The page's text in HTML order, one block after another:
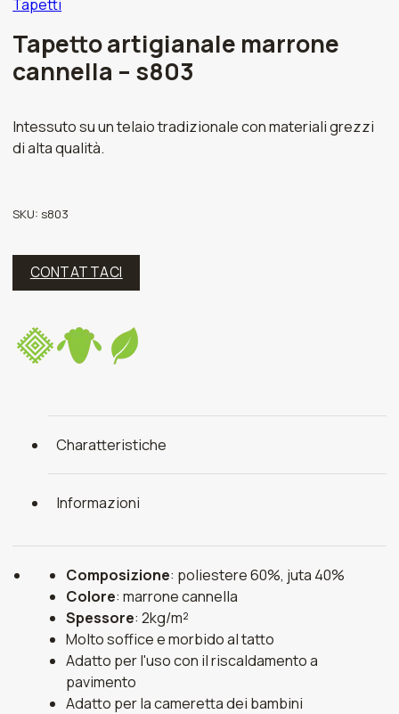
Tapetti
Tapetto artigianale marrone
cannella – s803
Intessuto su un telaio tradizionale con materiali grezzi
di alta qualità.
SKU:s803
CONTATTACI
Charatteristiche
Informazioni
Composizione: poliestere 60%, juta 40%
Colore: marrone cannella
Spessore: 2kg/m²
Molto soffice e morbido al tatto
Adatto per l'uso con il riscaldamento a
pavimento
Adatto per la cameretta dei bambini